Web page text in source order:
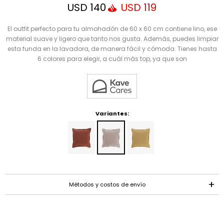
USD 140 USD 119
El outfit perfecto para tu almohadón de 60 x 60 cm contiene lino, ese
material suave y ligero que tanto nos gusta. Además, puedes limpiar
esta funda en la lavadora, de manera fácil y cómoda. Tienes hasta
6 colores para elegir, a cuál más top, ya que son
Variantes:
Métodos y costos de envío